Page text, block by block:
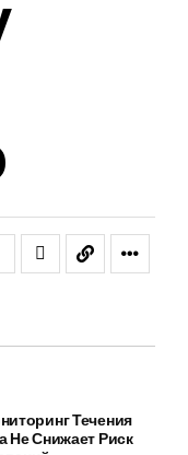
Течения
Не Снижает Риск